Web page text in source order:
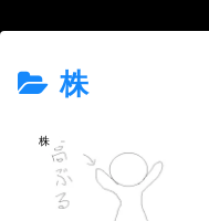
株
株